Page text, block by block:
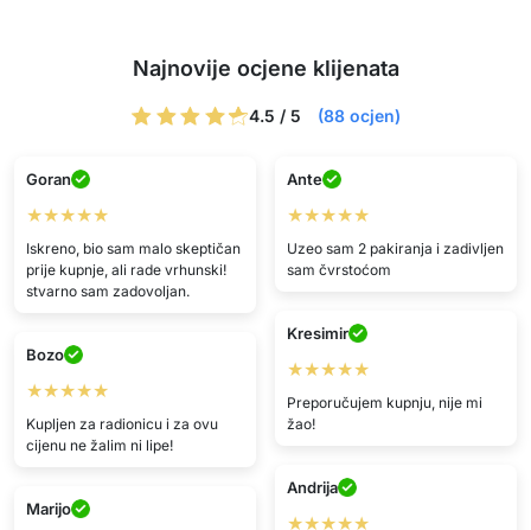
Najnovije ocjene klijenata
4.5 / 5 (88 ocjen)
Goran
★★★★★
Iskreno, bio sam malo skeptičan
prije kupnje, ali rade vrhunski!
stvarno sam zadovoljan.
Ante
★★★★★
Uzeo sam 2 pakiranja i zadivljen
sam čvrstoćom
Kresimir
★★★★★
Preporučujem kupnju, nije mi
žao!
Bozo
★★★★★
Kupljen za radionicu i za ovu
cijenu ne žalim ni lipe!
Andrija
★★★★★
Marijo